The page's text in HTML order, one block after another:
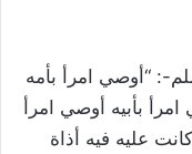
: “أوصي امرأ بأمه
بأبيه أوصي امرأ
عليه فيه أذاة